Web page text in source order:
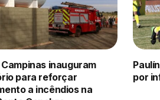
Campinas inauguram
para reforçar
a incêndios na
por